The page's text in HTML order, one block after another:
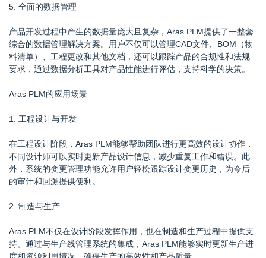
5. 全面的数据管理
产品开发过程中产生的数据量庞大且复杂，Aras PLM提供了一整套
综合的数据管理解决方案。用户不仅可以管理CAD文件、BOM（物
料清单）、工程更改和其他文档，还可以跟踪产品的合规性和法规
要求，通过数据分析工具对产品性能进行评估，支持科学的决策。
Aras PLM的应用场景
1. 工程设计与开发
在工程设计阶段，Aras PLM能够帮助团队进行更高效的设计协作，
不同设计师可以实时更新产品设计信息，减少重复工作和错误。此
外，系统的变更管理功能允许用户轻松跟踪设计变更历史，为今后
的审计和回溯提供便利。
2. 制造与生产
Aras PLM不仅在设计阶段发挥作用，也在制造和生产过程中提供支
持。通过与生产线管理系统的集成，Aras PLM能够实时更新生产进